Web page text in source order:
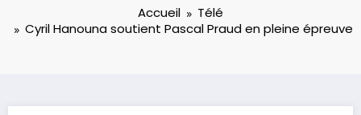
Accueil
Télé
Cyril Hanouna soutient Pascal Praud en pleine épreuve